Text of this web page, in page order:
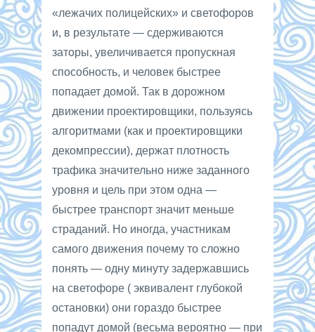
«лежачих полицейских» и светофоров
и, в результате — сдерживаются
заторы, увеличивается пропускная
способность, и человек быстрее
попадает домой. Так в дорожном
движении проектировщики, пользуясь
алгоритмами (как и проектировщики
декомпрессии), держат плотность
трафика значительно ниже заданного
уровня и цель при этом одна —
быстрее транспорт значит меньше
страданий. Но иногда, участникам
самого движения почему то сложно
понять — одну минуту задержавшись
на светофоре ( эквивалент глубокой
остановки) они гораздо быстрее
попадут домой (весьма вероятно — при